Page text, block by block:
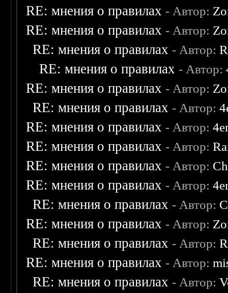
RE: мнения о правилах - Автор:
RE: мнения о правилах - Автор:
RE: мнения о правилах - Автор:
RE: мнения о правилах - Автор:
RE: мнения о правилах - Автор:
RE: мнения о правилах - Автор:
RE: мнения о правилах - Автор:
RE: мнения о правилах - Автор:
RE: мнения о правилах - Автор:
RE: мнения о правилах - Автор:
RE: мнения о правилах - Автор:
RE: мнения о правилах - Автор:
RE: мнения о правилах - Автор:
RE: мнения о правилах - Автор:
RE: мнения о правилах - Автор: